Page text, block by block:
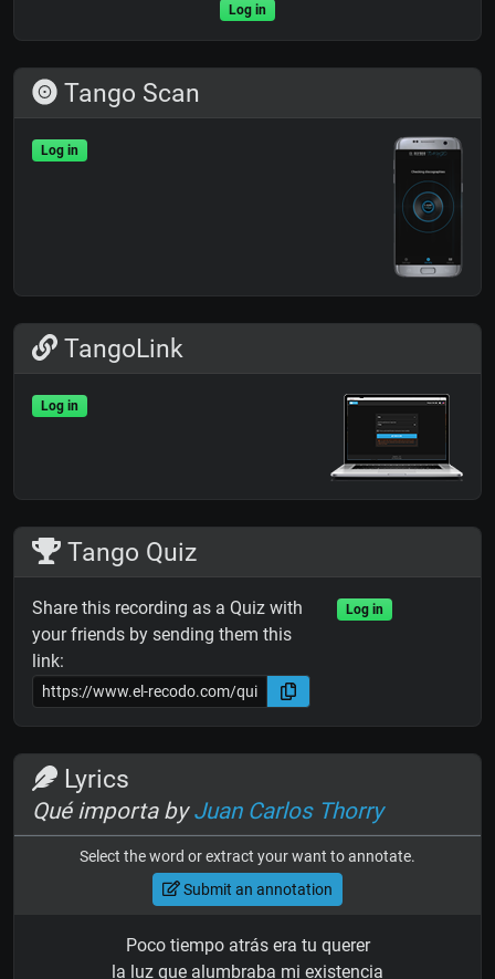
Log in
Tango Scan
Log in
TangoLink
Log in
Tango Quiz
Share this recording as a Quiz with
your friends by sending them this
link:
Log in
Lyrics
Qué importa byJuan Carlos Thorry
Select the word or extract your want to annotate.
Submit an annotation
Poco tiempo atrás era tu querer
la luz que alumbraba mi existencia